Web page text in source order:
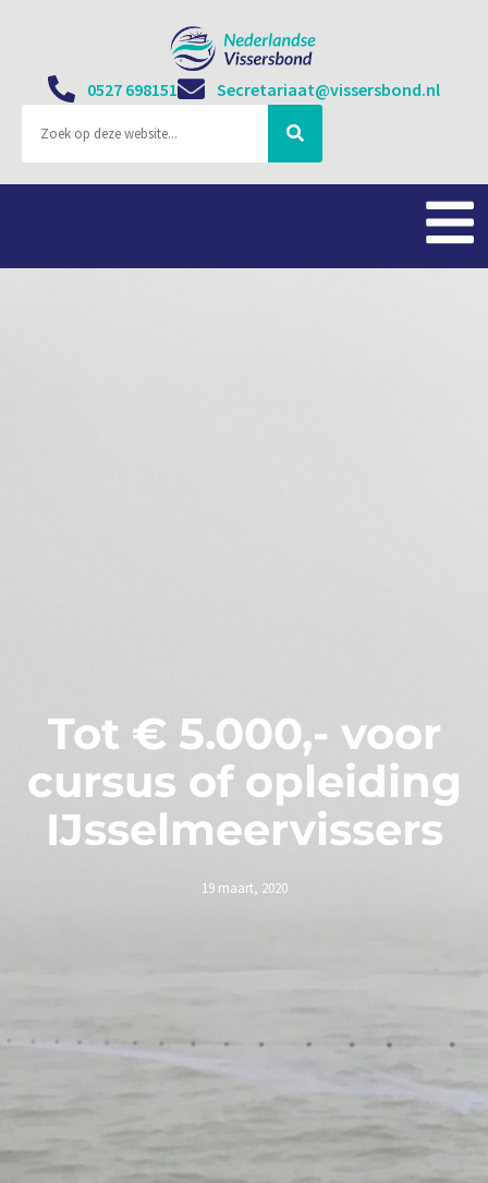
0527 698151 Secretariaat@vissersbond.nl
Tot € 5.000,- voor
cursus of opleiding
IJsselmeervissers
19 maart, 2020